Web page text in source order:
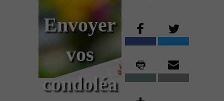
Envoyer
vos
condoléa